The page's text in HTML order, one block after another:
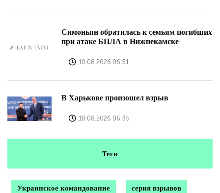
Симоньян обратилась к семьям погибших
при атаке БПЛА в Нижнекамске
10.08.2026 06:51
В Харькове произошел взрыв
10.08.2026 06:35
Теги
Украинское командование серия взрывов